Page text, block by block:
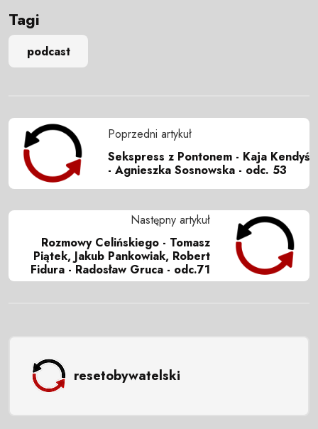
Tagi
podcast
Poprzedni artykuł
Sekspress z Pontonem - Kaja Kendyś
- Agnieszka Sosnowska - odc. 53
Następny artykuł
Rozmowy Celińskiego - Tomasz
Piątek, Jakub Pankowiak, Robert
Fidura - Radosław Gruca - odc.71
resetobywatelski